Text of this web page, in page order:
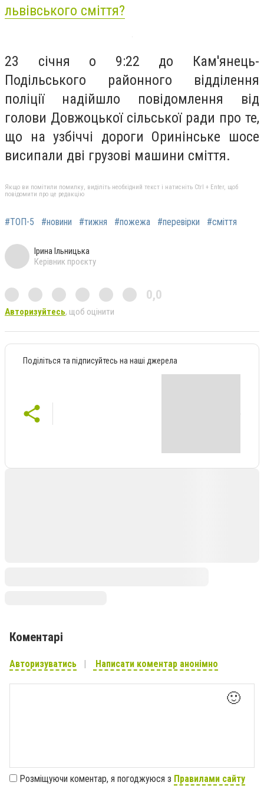
львівського сміття?
23 січня о 9:22 до Кам'янець-
Подільського районного відділення
поліції надійшло повідомлення від
голови Довжоцької сільської ради про те,
що на узбіччі дороги Оринінське шосе
висипали дві грузові машини сміття.
Якщо ви помітили помилку, виділіть необхідний текст і натисніть Ctrl + Enter, щоб
повідомити про це редакцію
#ТОП-5 #новини #тижня #пожежа #перевірки #сміття
Ірина Ільницька
Керівник проєкту
0,0
Авторизуйтесь, щоб оцінити
Поділіться та підписуйтесь на наші джерела
Коментарі
Авторизуватись Написати коментар анонімно
🙂
Розміщуючи коментар, я погоджуюся з Правилами сайту